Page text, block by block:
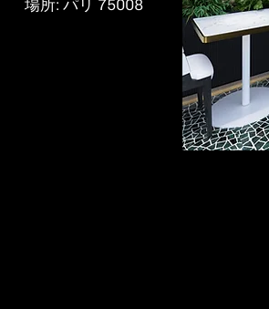
場所: パリ 75008